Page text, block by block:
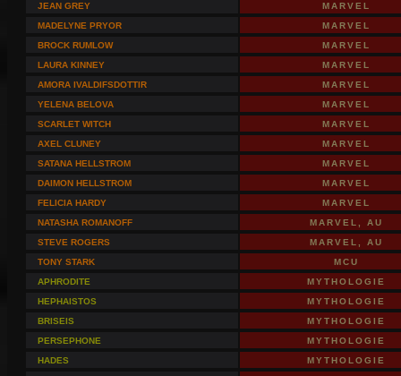
JEAN GREY
MARVEL
MADELYNE PRYOR
MARVEL
BROCK RUMLOW
MARVEL
LAURA KINNEY
MARVEL
AMORA IVALDIFSDOTTIR
MARVEL
YELENA BELOVA
MARVEL
SCARLET WITCH
MARVEL
AXEL CLUNEY
MARVEL
SATANA HELLSTROM
MARVEL
DAIMON HELLSTROM
MARVEL
FELICIA HARDY
MARVEL
NATASHA ROMANOFF
MARVEL, AU
STEVE ROGERS
MARVEL, AU
TONY STARK
MCU
APHRODITE
MYTHOLOGIE
HEPHAISTOS
MYTHOLOGIE
BRISEIS
MYTHOLOGIE
PERSEPHONE
MYTHOLOGIE
HADES
MYTHOLOGIE